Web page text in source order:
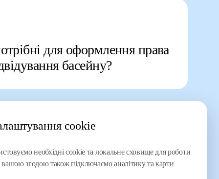
для оформлення права
басейну?
cookie
необхідні cookie та локальне сховище для роботи
вашою згодою також підключаємо аналітику та карти